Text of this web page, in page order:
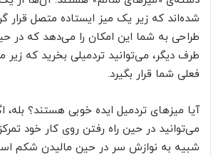
شده‌اند که زیر یک میز ایستاده متصل قرار
طراحی به شما این امکان را می‌دهد که در
طرف دیگر، می‌توانید تردمیلی بخرید که
فعلی شما قرار بگیرد.
آیا میزهای تردمیل ایده خوبی هستند؟ بله،
می‌توانید در حین راه رفتن روی کار خود
شبیه به نوازش سر در حین مالیدن شکم